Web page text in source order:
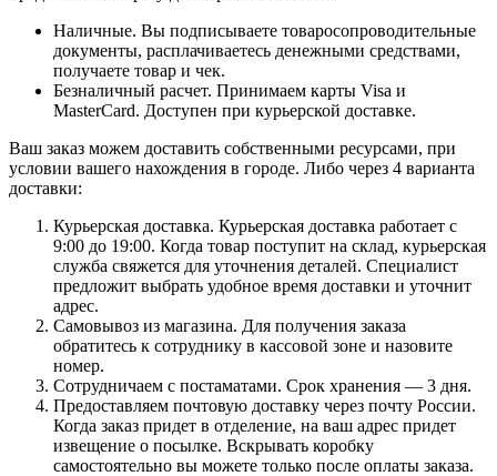
Наличные. Вы подписываете товаросопроводительные
документы, расплачиваетесь денежными средствами,
получаете товар и чек.
Безналичный расчет. Принимаем карты Visa и
MasterCard. Доступен при курьерской доставке.
Ваш заказ можем доставить собственными ресурсами, при
условии вашего нахождения в городе. Либо через 4 варианта
доставки:
Курьерская доставка. Курьерская доставка работает с
9:00 до 19:00. Когда товар поступит на склад, курьерская
служба свяжется для уточнения деталей. Специалист
предложит выбрать удобное время доставки и уточнит
адрес.
Самовывоз из магазина. Для получения заказа
обратитесь к сотруднику в кассовой зоне и назовите
номер.
Сотрудничаем с постаматами. Срок хранения — 3 дня.
Предоставляем почтовую доставку через почту России.
Когда заказ придет в отделение, на ваш адрес придет
извещение о посылке. Вскрывать коробку
самостоятельно вы можете только после оплаты заказа.